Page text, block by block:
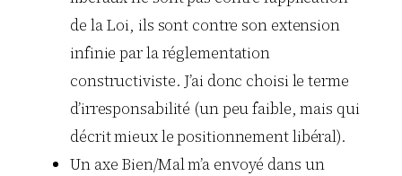
de la Loi, ils sont contre son extension
infinie par la réglementation
constructiviste. J’ai donc choisi le terme
d’irresponsabilité (un peu faible, mais qui
décrit mieux le positionnement libéral).
Un axe Bien/Mal m’a envoyé dans un